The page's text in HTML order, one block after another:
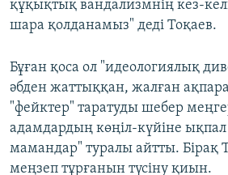
құқықтық вандализмнің кез-
шара қолданамыз" деді Тоқаев.
Бұған қоса ол "идеологиялық
әбден жаттыққан, жалған
"фейктер" таратуды шебер
адамдардың көңіл-күйіне
мамандар" туралы айтты. Бірақ
меңзеп тұрғанын түсіну қиын.